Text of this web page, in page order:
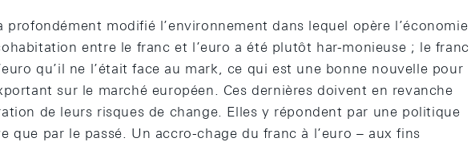
profondément modifié l’environnement dans lequel opère l’économie
entre le franc et l’euro a été plutôt har-monieuse ; le franc
qu’il ne l’était face au mark, ce qui est une bonne nouvelle pour
sur le marché européen. Ces dernières doivent en revanche
de leurs risques de change. Elles y répondent par une politique
que par le passé. Un accro-chage du franc à l’euro – aux fins